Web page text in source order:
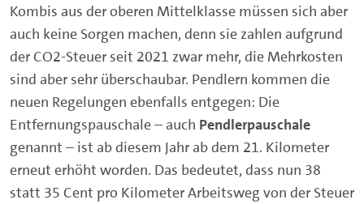
Kombis aus der oberen Mittelklasse müssen sich aber
auch keine Sorgen machen, denn sie zahlen aufgrund
der CO2-Steuer seit 2021 zwar mehr, die Mehrkosten
sind aber sehr überschaubar. Pendlern kommen die
neuen Regelungen ebenfalls entgegen: Die
Entfernungspauschale – auch Pendlerpauschale
genannt – ist ab diesem Jahr ab dem 21. Kilometer
erneut erhöht worden. Das bedeutet, dass nun 38
statt 35 Cent pro Kilometer Arbeitsweg von der Steuer